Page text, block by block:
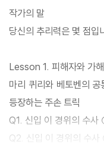
공식을 7가지로 분류하
그 기법을 정리하였다. 기
가 수록되어 있는데 실제
이나 방 탈출 카페 등에
문제들로 가득하다.
『추리 두뇌 플레이』는
문제적 남자, JTBC 크
작가의 말
당신의 추리력은 몇 점입
Lesson 1. 피해자와 가
마리 퀴리와 베토벤의
등장하는 주손 트릭
Q1. 신입 이 경위의 수
Q2. 신입 이 경위의 수사